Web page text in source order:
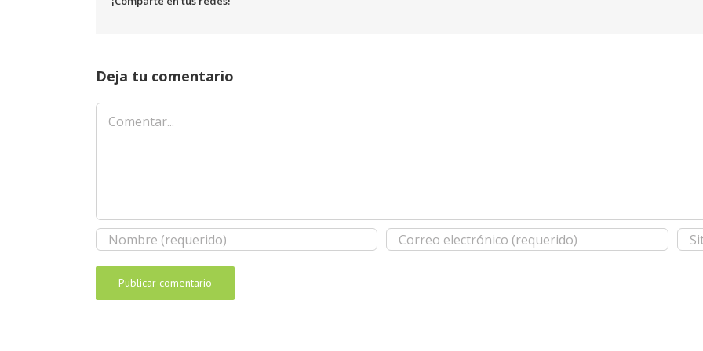
Deja tu comentario
Comentar